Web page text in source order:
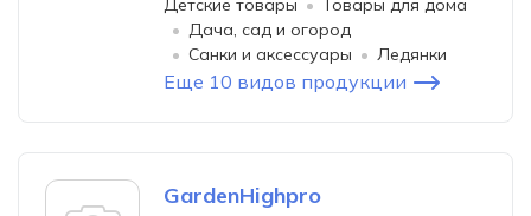
Детские товары
Товары для дома
Дача, сад и огород
Санки и аксессуары
Ледянки
Еще 10 видов продукции
GardenHighpro